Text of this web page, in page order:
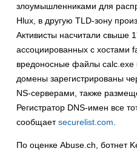
злоумышленниками для
Hlux, в другую TLD-зону
Активисты насчитали свыше
ассоциированных с хостами
вредоносные файлы calc.exe
домены зарегистрированы
NS-серверами, также
Регистратор DNS-имен все
сообщаетsecurelist.com
По оценке Abuse.ch, ботнет